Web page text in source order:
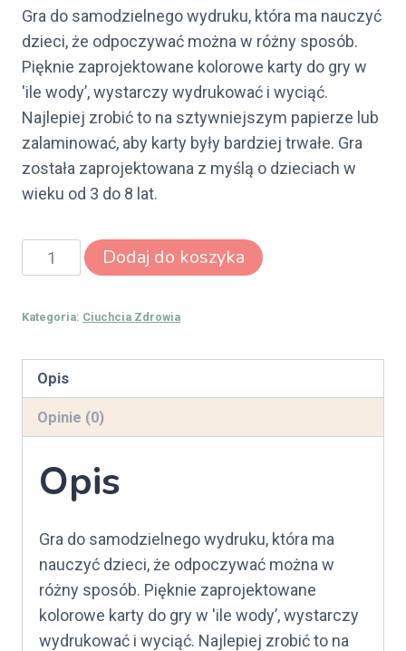
Gra do samodzielnego wydruku, która ma nauczyć
dzieci, że odpoczywać można w różny sposób.
Pięknie zaprojektowane kolorowe karty do gry w
'ile wody’, wystarczy wydrukować i wyciąć.
Najlepiej zrobić to na sztywniejszym papierze lub
zalaminować, aby karty były bardziej trwałe. Gra
została zaprojektowana z myślą o dzieciach w
wieku od 3 do 8 lat.
ilość
Gra
ile
Dodaj do koszyka
Kategoria: Ciuchcia Zdrowia
Opis
Opinie (0)
Opis
Gra do samodzielnego wydruku, która ma
nauczyć dzieci, że odpoczywać można w
różny sposób. Pięknie zaprojektowane
kolorowe karty do gry w 'ile wody’, wystarczy
wydrukować i wyciąć. Najlepiej zrobić to na